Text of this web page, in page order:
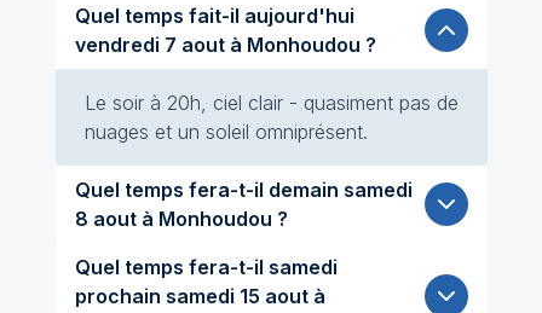
Quel temps fait-il aujourd'hui
vendredi 7 aout à Monhoudou ?
Le soir à 20h, ciel clair - quasiment pas de
nuages et un soleil omniprésent.
Quel temps fera-t-il demain samedi
8 aout à Monhoudou ?
Quel temps fera-t-il samedi
prochain samedi 15 aout à